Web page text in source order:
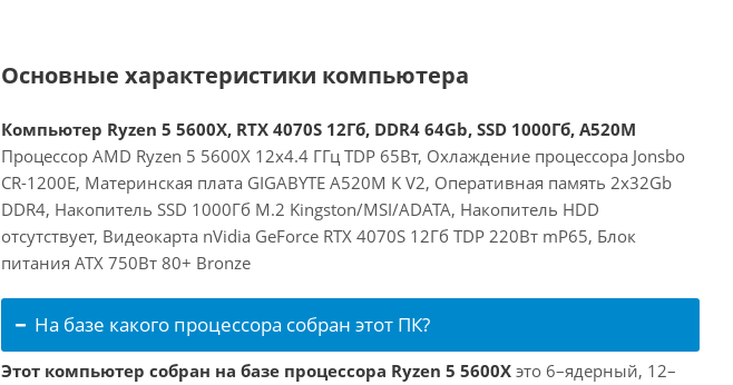
Основные характеристики компьютера
Компьютер Ryzen 5 5600X, RTX 4070S 12Гб, DDR4 64Gb, SSD 1000Гб, A520M
Процессор AMD Ryzen 5 5600X 12x4.4 ГГц TDP 65Вт, Охлаждение процессора Jonsbo
CR-1200E, Материнская плата GIGABYTE A520M K V2, Оперативная память 2x32Gb
DDR4, Накопитель SSD 1000Гб M.2 Kingston/MSI/ADATA, Накопитель HDD
отсутствует, Видеокарта nVidia GeForce RTX 4070S 12Гб TDP 220Вт mP65, Блок
питания ATX 750Вт 80+ Bronze
На базе какого процессора собран этот ПК?
Этот компьютер собран на базе процессора Ryzen 5 5600X это 6–ядерный, 12–